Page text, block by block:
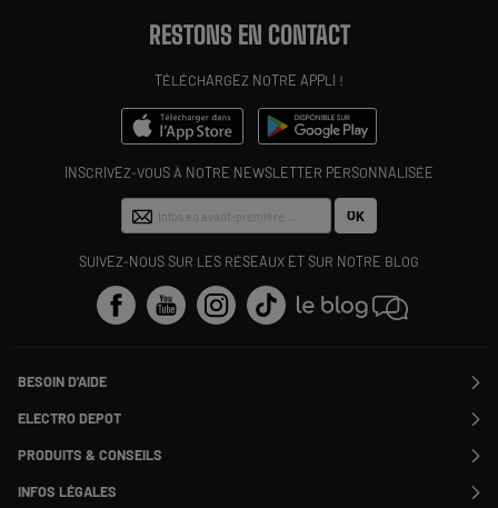
RESTONS EN CONTACT
TÉLÉCHARGEZ NOTRE APPLI !
INSCRIVEZ-VOUS À NOTRE NEWSLETTER PERSONNALISÉE
OK
SUIVEZ-NOUS SUR LES RÉSEAUX ET SUR NOTRE BLOG
BESOIN D'AIDE
Contactez-nous
Suivre ma commande
Modifier ou annuler ma commande
SAV
Payer en plusieurs fois
ELECTRO DEPOT
Rejoignez-nous !
PRODUITS & CONSEILS
Nos marques
Les avis du site
INFOS LÉGALES